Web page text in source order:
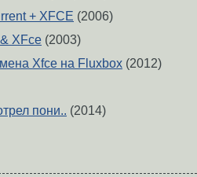
+ XFCE (2006)
XFce (2003)
Xfce на Fluxbox (2012)
пони.. (2014)